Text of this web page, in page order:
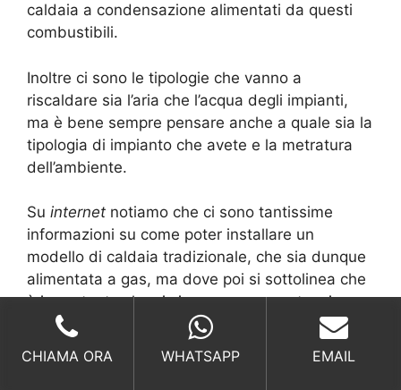
caldaia a condensazione alimentati da questi
combustibili.
Inoltre ci sono le tipologie che vanno a
riscaldare sia l’aria che l’acqua degli impianti,
ma è bene sempre pensare anche a quale sia la
tipologia di impianto che avete e la metratura
dell’ambiente.
Su internet notiamo che ci sono tantissime
informazioni su come poter installare un
modello di caldaia tradizionale, che sia dunque
alimentata a gas, ma dove poi si sottolinea che
è importante che ci sia comunque un tecnico.
Diciamo che sono anche discordanti perché poi
aiutano il consumatore a seguire, nei minimi
CHIAMA ORA WHATSAPP EMAIL